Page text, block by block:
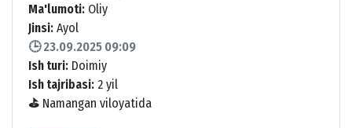
Ma'lumoti: Oliy
Jinsi: Ayol
🕒 23.09.2025 09:09
Ish turi: Doimiy
Ish tajribasi: 2 yil
⛳ Namangan viloyatida